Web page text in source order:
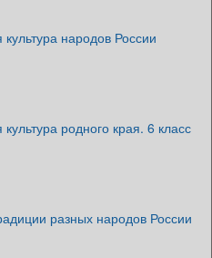
народов России
родного края. 6 класс
разных народов России